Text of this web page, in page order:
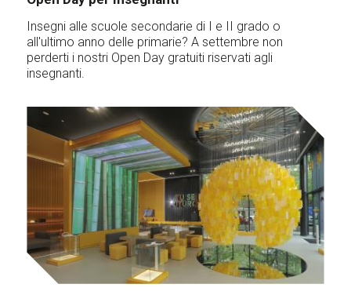
Insegni alle scuole secondarie di I e II grado o
all'ultimo anno delle primarie? A settembre non
perderti i nostri Open Day gratuiti riservati agli
insegnanti.